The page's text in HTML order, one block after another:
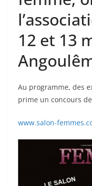
12 et 13
Au programme, des
prime un concours
www.salon-